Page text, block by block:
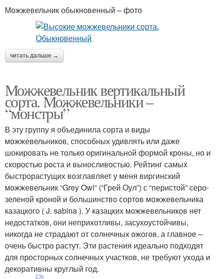
Можжевельник обыкновенный – фото
читать дальше →
Можжевельник вертикальный
сорта. Можжевельники –
“монстры”
В эту группу я объединила сорта и виды
можжевельников, способных удивлять или даже
шокировать не только оригинальной формой кроны, но и
скоростью роста и выносливостью. Рейтинг самых
быстрорастущих возглавляет у меня виргинский
можжевельник “Grey Owl” (“Грей Оул”) с “перистой” серо-
зеленой кроной и большинство сортов можжевельника
казацкого ( J. sabina ). У казацких можжевельников нет
недостатков, они неприхотливы, засухоустойчивы,
никогда не страдают от солнечных ожогов, а главное –
очень быстро растут. Эти растения идеально подходят
для просторных солнечных участков, не требуют ухода и
декоративны круглый год.